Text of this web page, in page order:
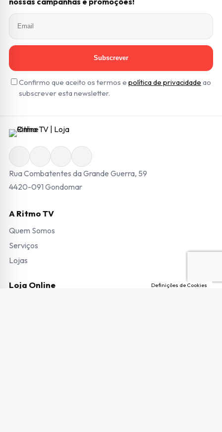
Subscrever
Confirmo que aceito os termos e política de privacidade ao
subscrever esta newsletter.
Rua Combatentes da Grande Guerra, 59
4420-091 Gondomar
A Ritmo TV
Quem Somos
Serviços
Lojas
Loja Online Definições de Cookies